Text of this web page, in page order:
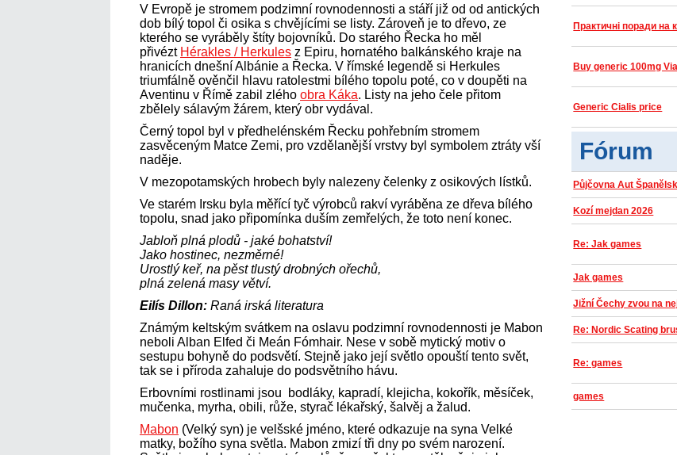
V Evropě je stromem podzimní rovnodennosti a stáří již od od antických
dob bílý topol či osika s chvějícími se listy. Zároveň je to dřevo, ze
kterého se vyráběly štíty bojovníků. Do starého Řecka ho měl
přivézt Hérakles / Herkules z Epiru, hornatého balkánského kraje na
hranicích dnešní Albánie a Řecka. V římské legendě si Herkules
triumfálně ověnčil hlavu ratolestmi bílého topolu poté, co v doupěti na
Aventinu v Římě zabil zlého obra Káka. Listy na jeho čele přitom
zbělely sálavým žárem, který obr vydával.
Černý topol byl v předhelénském Řecku pohřebním stromem
zasvěceným Matce Zemi, pro vzdělanější vrstvy byl symbolem ztráty vší
naděje.
V mezopotamských hrobech byly nalezeny čelenky z osikových lístků.
Ve starém Irsku byla měřící tyč výrobců rakví vyráběna ze dřeva bílého
topolu, snad jako připomínka duším zemřelých, že toto není konec.
Jabloň plná plodů - jaké bohatství!
Jako hostinec, nezměrné!
Urostlý keř, na pěst tlustý drobných ořechů,
plná zelená masy větví.
Eilís Dillon: Raná irská literatura
Známým keltským svátkem na oslavu podzimní rovnodennosti je Mabon
neboli Alban Elfed či Meán Fómhair. Nese v sobě mytický motiv o
sestupu bohyně do podsvětí. Stejně jako její světlo opouští tento svět,
tak se i příroda zahaluje do podsvětního hávu.
Erbovními rostlinami jsou bodláky, kapradí, klejicha, kokořík, měsíček,
mučenka, myrha, obili, růže, styrač lékařský, šalvěj a žalud.
Mabon (Velký syn) je velšské jméno, které odkazuje na syna Velké
matky, božího syna světla. Mabon zmizí tři dny po svém narození.
Практичні поради на
Buy generic 100mg
Generic Cialis price
Fórum
Půjčovna Aut
Kozí mejdan 2026
Re: Jak games
Jak games
Jižní Čechy zvou na
Re: Nordic Scating
Re: games
games